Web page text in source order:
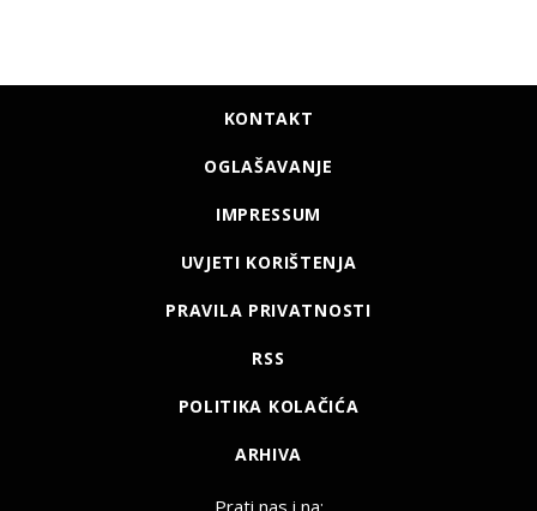
KONTAKT
OGLAŠAVANJE
IMPRESSUM
UVJETI KORIŠTENJA
PRAVILA PRIVATNOSTI
RSS
POLITIKA KOLAČIĆA
ARHIVA
Prati nas i na: